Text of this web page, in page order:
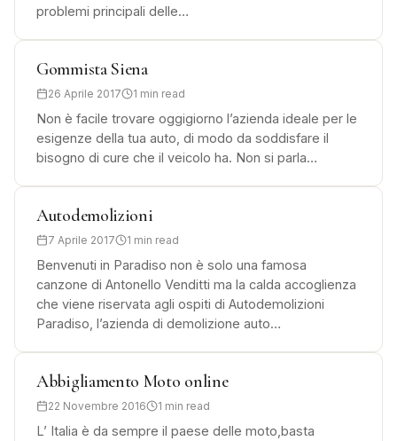
problemi principali delle…
Gommista Siena
26 Aprile 2017 1 min read
Non è facile trovare oggigiorno l’azienda ideale per le
esigenze della tua auto, di modo da soddisfare il
bisogno di cure che il veicolo ha. Non si parla…
Autodemolizioni
7 Aprile 2017 1 min read
Benvenuti in Paradiso non è solo una famosa
canzone di Antonello Venditti ma la calda accoglienza
che viene riservata agli ospiti di Autodemolizioni
Paradiso, l’azienda di demolizione auto…
Abbigliamento Moto online
22 Novembre 2016 1 min read
L’ Italia è da sempre il paese delle moto,basta